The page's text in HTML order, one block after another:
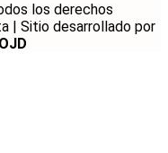
los derechos
| Sitio desarrollado por
OJD